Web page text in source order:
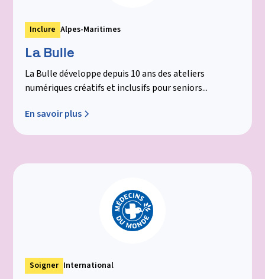
Inclure Alpes-Maritimes
La Bulle
La Bulle développe depuis 10 ans des ateliers
numériques créatifs et inclusifs pour seniors...
En savoir plus
Soigner International